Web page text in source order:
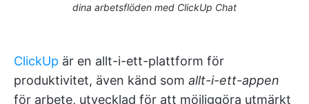
dina arbetsflöden med ClickUp Chat
ClickUp är en allt-i-ett-plattform för
produktivitet, även känd som allt-i-ett-appen
för arbete, utvecklad för att möjliggöra utmärkt